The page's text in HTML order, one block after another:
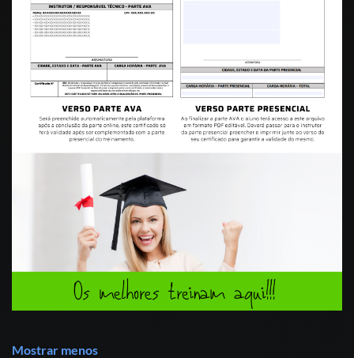
Mostrar menos